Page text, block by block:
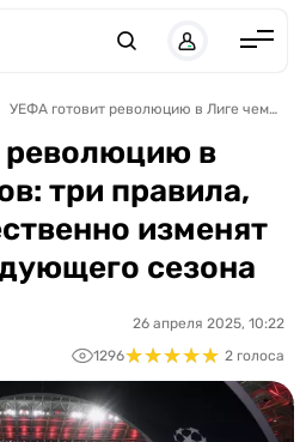
Испания
Германия
Италия
Франция
Украина
ЛЧ
ЛЕ
УЕФА готовит революцию в Лиге чемпионов: три правила, которые существенно изменят турнир со следующего сезона
революцию в
три правила,
изменят
сезона
26 апреля 2025, 10:22
1296★★★★★
★★★★★ 2 голоса